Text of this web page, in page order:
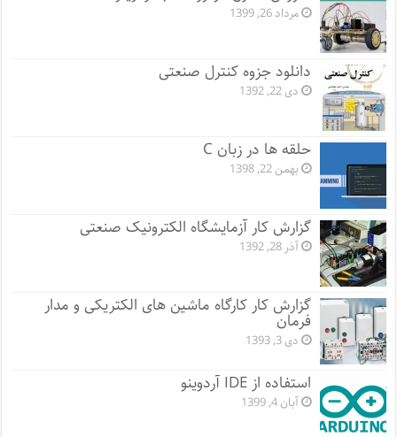
مرداد 26, 1399
دانلود جزوه کنترل صنعتی
دی 22, 1392
حلقه ها در زبان C
بهمن 22, 1398
گزارش کار آزمایشگاه الکترونیک صنعتی
آذر 28, 1392
گزارش کار کارگاه ماشین های الکتریکی و مدار
فرمان
دی 3, 1393
استفاده از IDE آردوینو
آبان 4, 1399